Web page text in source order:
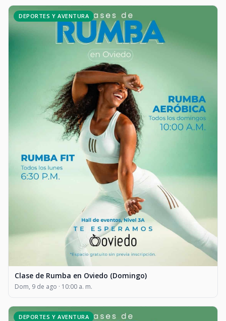
DEPORTES Y AVENTURA
Clase de Rumba en Oviedo (Domingo)
Dom, 9 de ago · 10:00 a. m.
DEPORTES Y AVENTURA